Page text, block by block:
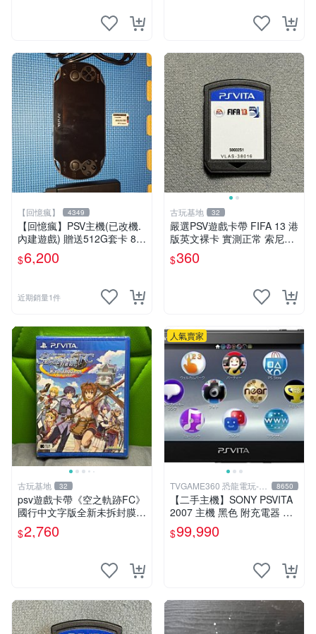
【回憶瘋】 4349
【回憶瘋】PSV主機(已改機.
內建遊戲) 贈送512G套卡 8成
5新 1000型
$6,200
近期銷量1件
古玩基地 32
嚴選PSV遊戲卡帶 FIFA 13 港
版英文裸卡 實測正常 索尼專
用 不支持其他機器 買二送優
惠 FIFA 13 psv 港版 卡帶
$360
古玩基地 32
psv遊戲卡帶《空之軌跡FC》
國行中文字版全新未拆封膜有
輕微使用痕跡嚴選推薦適合收
藏 歲月痕跡 二手 psv 游戲卡
$2,760
人氣賣家
TVGAME360 恐龍電玩-台
中店
8650
【二手主機】SONY PSVITA
2007 主機 黑色 附充電器 US
B傳輸線 PS VITA PSV【台中
恐龍電玩】
$99,990